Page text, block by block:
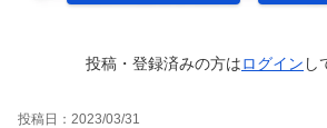
投稿・登録済みの方はログイン し
投稿日： 2023/03/31